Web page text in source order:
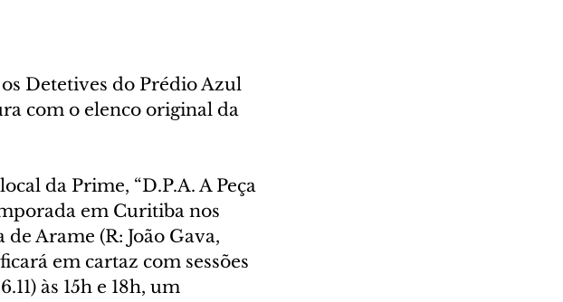
Detetives do Prédio Azul
com o elenco original da
da Prime, “D.P.A. A Peça
em Curitiba nos
Arame (R: João Gava,
em cartaz com sessões
às 15h e 18h, um